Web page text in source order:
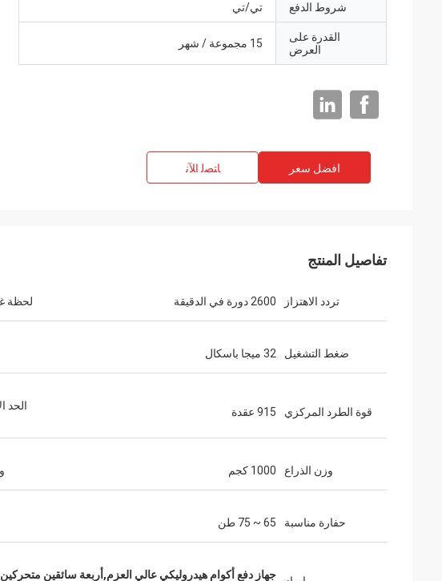
شروط الدفع تي/تي
القدرة على
العرض
15 مجموعة / شهر
افضل سعر ﺎﺘﺼﻟ ﺍﻶﻧ
تفاصيل المنتج
تردد الاهتزاز 2600 دورة في الدقيقة لحظة
ضغط التشغيل 32 ميجا باسكال
قوة الطرد المركزي 915 عقدة
الحد
وزن الذراع 1000 كجم
حفارة مناسبة 65 ~ 75 طن
جهاز دفع أكوام هيدروليكي عالي العزم,أربعة سائقين متحركين,جهاز